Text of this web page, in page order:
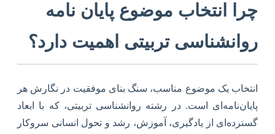
چرا انتخاب موضوع پایان نامه
روانشناسی تربیتی اهمیت دارد؟
انتخاب یک موضوع مناسب، سنگ بنای موفقیت در نگارش هر
پایان‌نامه‌ای است. در رشته روانشناسی تربیتی، که با ابعاد
گسترده‌ای از یادگیری، آموزش، رشد و تحول انسانی سروکار